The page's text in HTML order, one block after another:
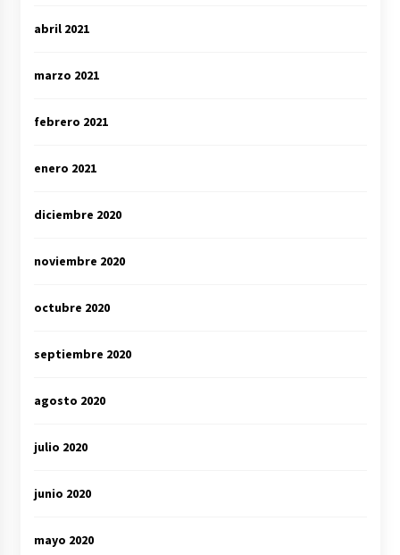
abril 2021
marzo 2021
febrero 2021
enero 2021
diciembre 2020
noviembre 2020
octubre 2020
septiembre 2020
agosto 2020
julio 2020
junio 2020
mayo 2020